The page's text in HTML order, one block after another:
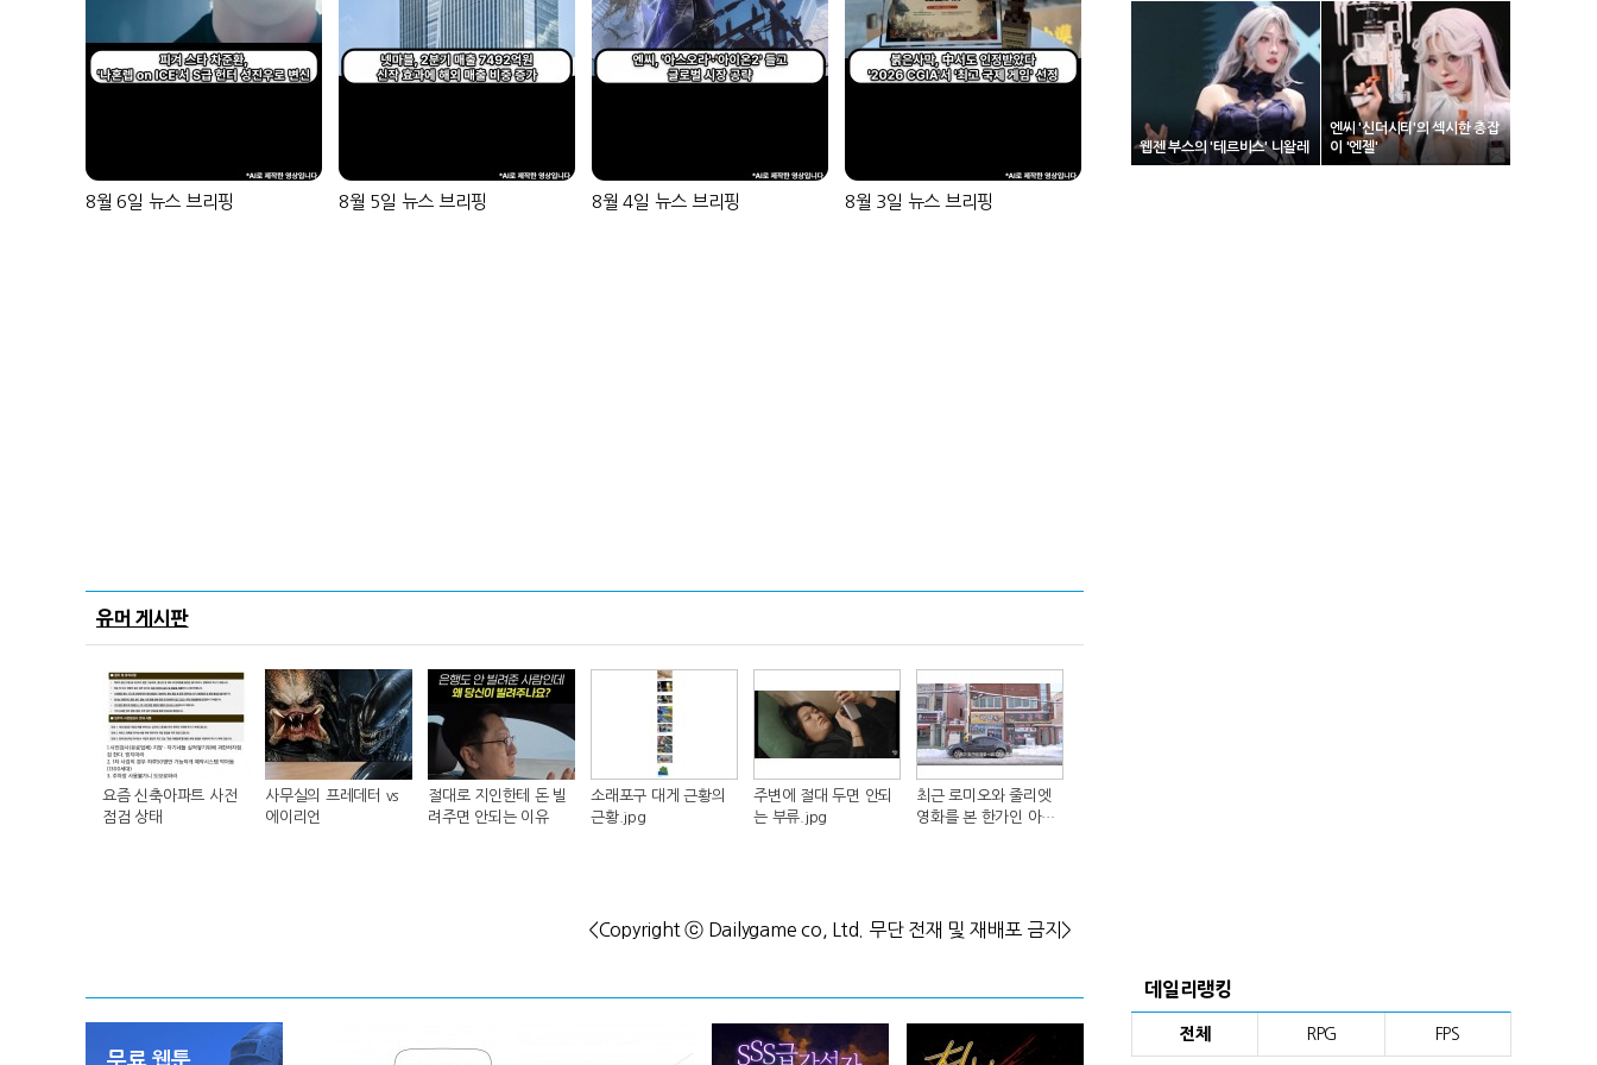
8월 6일 뉴스 브리핑 8월 5일 뉴스 브리핑 8월 4일 뉴스 브리핑 8월 3일 뉴스 브리핑
유머 게시판
요즘 신축아파트 사전
점검 상태
사무실의 프레데터 vs
에이리언
절대로 지인한테 돈 빌
려주면 안되는 이유
소래포구 대게 근황의
근황.jpg
주변에 절대 두면 안되
는 부류.jpg
최근 로미오와 줄리엣
영화를 본 한가인 아들
<Copyright ⓒ Dailygame co, Ltd. 무단 전재 및 재배포 금지>
무료 웹툰
웹젠 부스의 '테르비스' 니왈레
엔씨 '신더시티'의 섹시한 총잡
이 '엔젤'
데일리랭킹
전체 RPG FPS